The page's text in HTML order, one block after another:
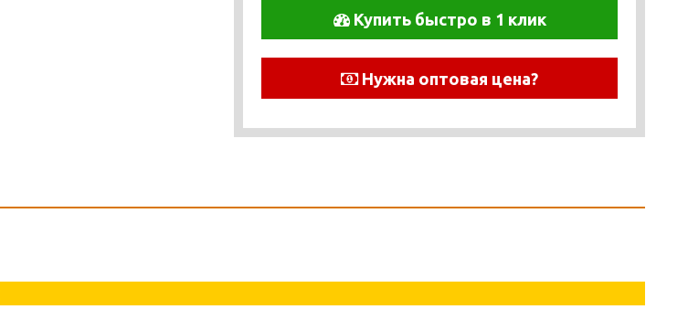
Купить быстро в 1 клик
Нужна оптовая цена?